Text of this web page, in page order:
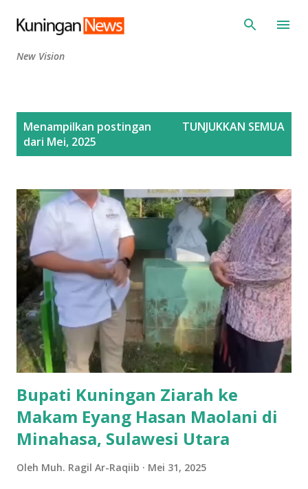
Langsung ke konten utama
New Vision
Menampilkan postingan
dari Mei, 2025
TUNJUKKAN SEMUA
Bupati Kuningan Ziarah ke
Makam Eyang Hasan Maolani di
Minahasa, Sulawesi Utara
Oleh Muh. Ragil Ar-Raqiib Mei 31, 2025